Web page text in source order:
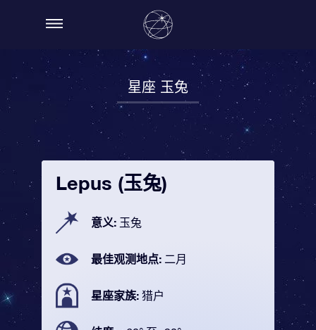
星座 玉兔
Lepus (玉兔)
意义: 玉兔
最佳观测地点: 二月
星座家族: 猎户